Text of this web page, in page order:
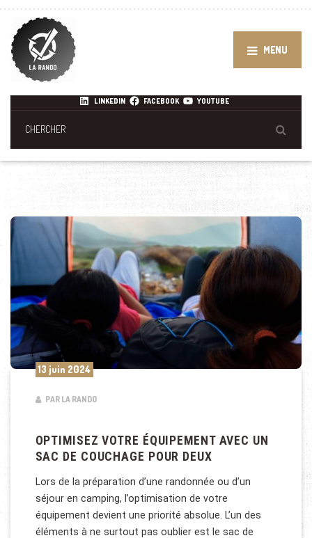
MENU
LINKEDIN FACEBOOK YOUTUBE
13 juin 2024
PAR LA RANDO
OPTIMISEZ VOTRE ÉQUIPEMENT AVEC UN
SAC DE COUCHAGE POUR DEUX
Lors de la préparation d’une randonnée ou d’un
séjour en camping, l’optimisation de votre
équipement devient une priorité absolue. L’un des
éléments à ne surtout pas oublier est le sac de